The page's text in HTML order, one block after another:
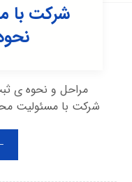
شرکت با
مراحل و نحوه ی
شرکت با مسئولیت